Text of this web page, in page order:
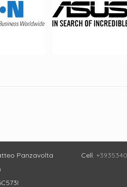
Panzavolta
Cell.